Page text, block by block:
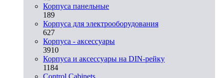
Корпуса панельные
189
Корпуса для электрооборудования
627
Корпуса - аксессуары
3910
Корпуса и аксессуары на DIN-рейку
1184
Control Cabinets